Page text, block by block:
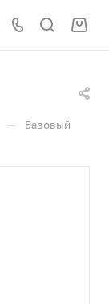
— Базовый